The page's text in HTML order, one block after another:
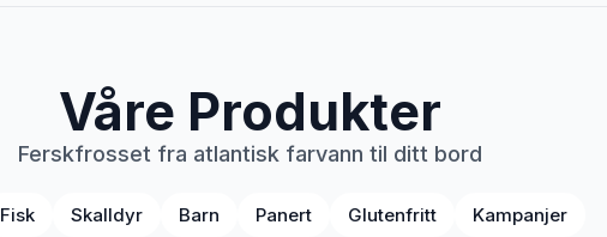
Våre Produkter
Ferskfrosset fra atlantisk farvann til ditt bord
Fisk Skalldyr Barn Panert Glutenfritt Kampanjer